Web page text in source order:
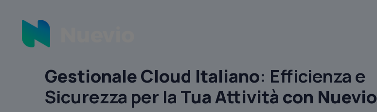
Gestionale Cloud Italiano: Efficienza e
Sicurezza per la Tua Attività con Nuevio